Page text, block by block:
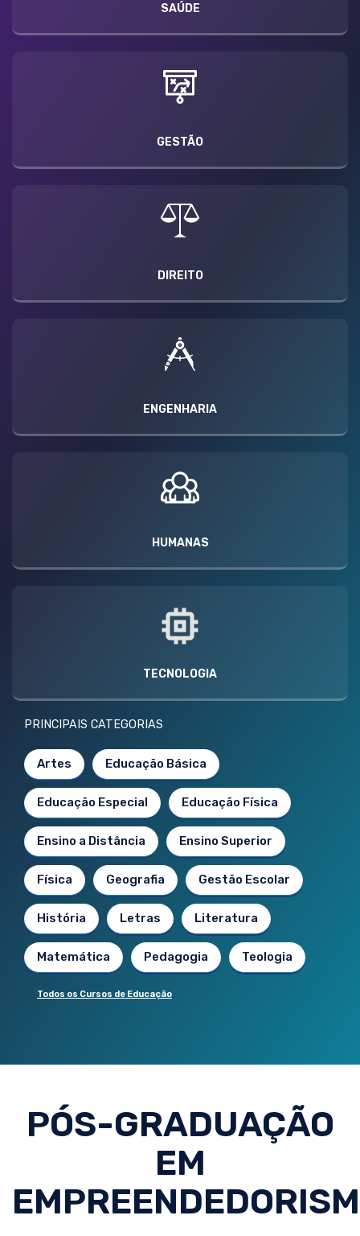
SAÚDE
GESTÃO
DIREITO
ENGENHARIA
HUMANAS
TECNOLOGIA
PRINCIPAIS CATEGORIAS
Artes Educação Básica
Educação Especial Educação Física
Ensino a Distância Ensino Superior
Física Geografia Gestão Escolar
História Letras Literatura
Matemática Pedagogia Teologia
Todos os Cursos de Educação
PÓS-GRADUAÇÃO
EM